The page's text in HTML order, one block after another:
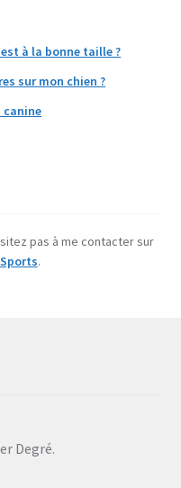
à la bonne taille ?
sur mon chien ?
pas à me contacter sur
.
Degré.